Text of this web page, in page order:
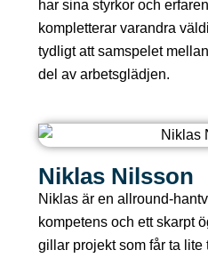
har sina styrkor och
kompletterar varandra
tydligt att samspelet
del av arbetsglädjen.
Niklas Nilsson
Niklas är en allround-
kompetens och ett skarpt
gillar projekt som får ta lite